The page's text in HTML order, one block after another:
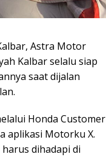
Astra Motor
Kalbar selalu siap
saat dijalan
Honda Customer
aplikasi Motorku X.
dihadapi di